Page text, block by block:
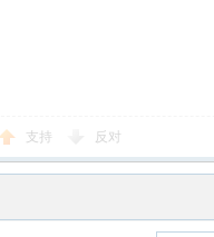
支持 反对